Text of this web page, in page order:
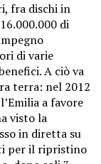
fra dischi in
di
di varie
A ciò va
terra: nel 2012
a favore
visto la
in diretta su
per il ripristino